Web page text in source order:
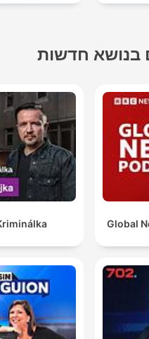
בנושא חדשות
Global